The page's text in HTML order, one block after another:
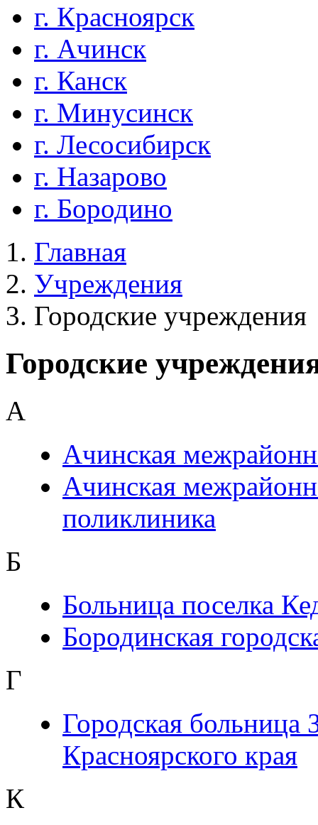
г. Красноярск
г. Ачинск
г. Канск
г. Минусинск
г. Лесосибирск
г. Назарово
г. Бородино
Главная
Учреждения
Городские учреждения
Городские
А
Ачинская
Ачинская
поликлиника
Б
Больница поселка
Бородинская
Г
Городская
Красноярского края
К